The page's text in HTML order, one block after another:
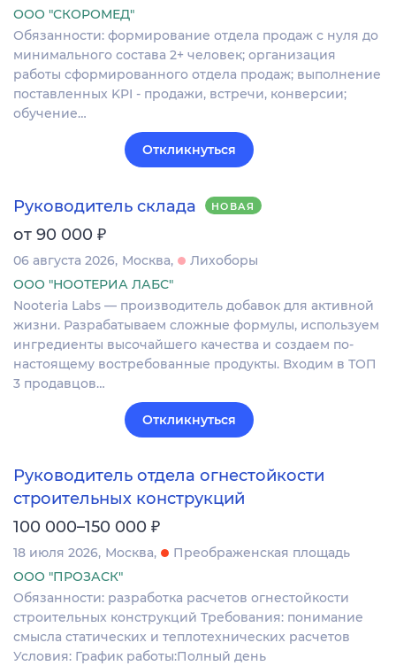
ООО "СКОРОМЕД"
Обязанности: формирование отдела продаж с нуля до
минимального состава 2+ человек; организация
работы сформированного отдела продаж; выполнение
поставленных KPI - продажи, встречи, конверсии;
обучение…
Откликнуться
Руководитель склада НОВАЯ
от 90 000 ₽
06 августа 2026 Москва
Лихоборы
ООО "НООТЕРИА ЛАБС"
Nooteria Labs — производитель добавок для активной
жизни. Разрабатываем сложные формулы, используем
ингредиенты высочайшего качества и создаем по-
настоящему востребованные продукты. Входим в ТОП
3 продавцов…
Откликнуться
Руководитель отдела огнестойкости
строительных конструкций
100 000–150 000 ₽
18 июля 2026 Москва
Преображенская площадь
ООО "ПРОЗАСК"
Обязанности: разработка расчетов огнестойкости
строительных конструкций Требования: понимание
смысла статических и теплотехнических расчетов
Условия: График работы:Полный день